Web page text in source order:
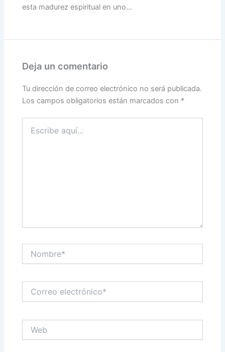
esta madurez espiritual en uno…
Deja un comentario
Tu dirección de correo electrónico no será publicada.
Los campos obligatorios están marcados con *
aquí...
electrónico*